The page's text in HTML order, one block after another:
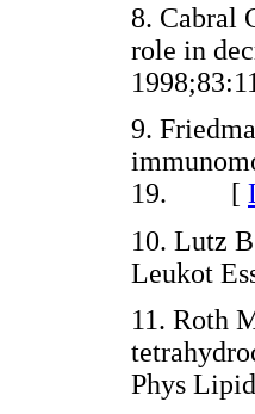
8. Cabral
role in
9.
19. [
10. Lutz
Leukot
11. Roth
Phys